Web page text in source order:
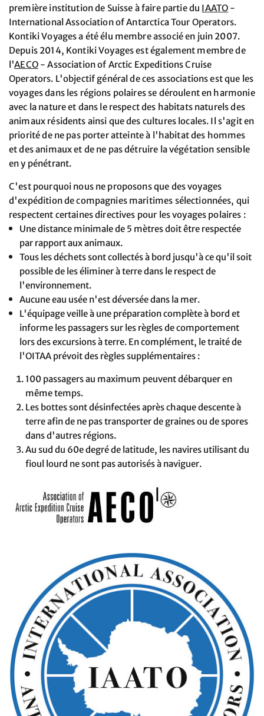
première institution de Suisse à faire partie du IAATO -
International Association of Antarctica Tour Operators.
Kontiki Voyages a été élu membre associé en juin 2007.
Depuis 2014, Kontiki Voyages est également membre de
l'AECO- Association of Arctic Expeditions Cruise
Operators. L'objectif général de ces associations est que les
voyages dans les régions polaires se déroulent en harmonie
avec la nature et dans le respect des habitats naturels des
animaux résidents ainsi que des cultures locales. Il s'agit en
priorité de ne pas porter atteinte à l'habitat des hommes
et des animaux et de ne pas détruire la végétation sensible
en y pénétrant.
C'est pourquoi nous ne proposons que des voyages
d'expédition de compagnies maritimes sélectionnées, qui
respectent certaines directives pour les voyages polaires :
Une distance minimale de 5 mètres doit être respectée
par rapport aux animaux.
Tous les déchets sont collectés à bord jusqu'à ce qu'il soit
possible de les éliminer à terre dans le respect de
l'environnement.
Aucune eau usée n'est déversée dans la mer.
L'équipage veille à une préparation complète à bord et
informe les passagers sur les règles de comportement
lors des excursions à terre. En complément, le traité de
l'OITAA prévoit des règles supplémentaires :
100 passagers au maximum peuvent débarquer en
même temps.
Les bottes sont désinfectées après chaque descente à
terre afin de ne pas transporter de graines ou de spores
dans d'autres régions.
Au sud du 60e degré de latitude, les navires utilisant du
fioul lourd ne sont pas autorisés à naviguer.